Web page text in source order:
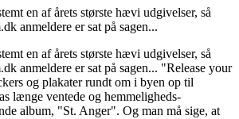
en af årets største hævi udgivelser, så
anmeldere er sat på sagen...
en af årets største hævi udgivelser, så
anmeldere er sat på sagen... "Release your
og plakater rundt om i byen op til
længe ventede og hemmeligheds-
album, "St. Anger". Og man må sige, at